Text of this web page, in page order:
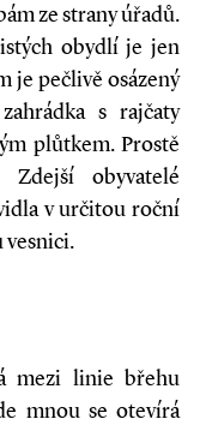
ze strany úřadů.
obydlí je jen
je pečlivě osázený
s rajčaty
plůtkem. Prostě
obyvatelé
v určitou roční
vesnici.
mezi linie břehu
mnou se otevírá